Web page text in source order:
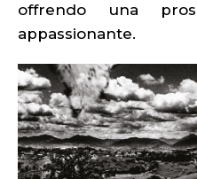
offrendo una
appassionante.